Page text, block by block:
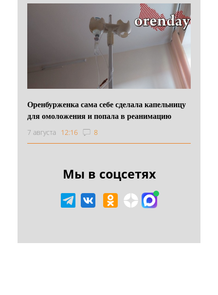
Оренбурженка сама себе сделала капельницу
для омоложения и попала в реанимацию
7 августа 12:16 8
Мы в соцсетях